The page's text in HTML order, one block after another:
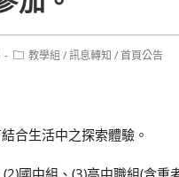
Post教學組 /訊息轉知 /首頁公告
合生活中之探索體驗。
國中組、(3)高中職組(含重